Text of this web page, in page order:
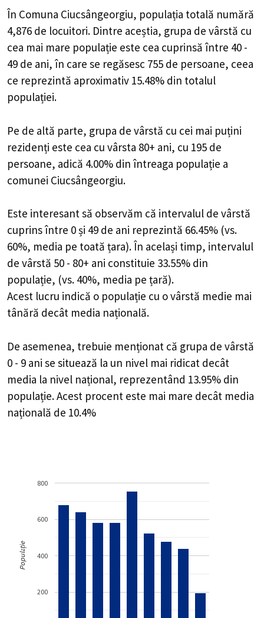
În Comuna Ciucsângeorgiu, populația totală numără
4,876 de locuitori. Dintre aceștia, grupa de vârstă cu
cea mai mare populație este cea cuprinsă între 40 -
49 de ani, în care se regăsesc 755 de persoane, ceea
ce reprezintă aproximativ 15.48% din totalul
populației.
Pe de altă parte, grupa de vârstă cu cei mai puțini
rezidenți este cea cu vârsta 80+ ani, cu 195 de
persoane, adică 4.00% din întreaga populație a
comunei Ciucsângeorgiu.
Este interesant să observăm că intervalul de vârstă
cuprins între 0 și 49 de ani reprezintă 66.45% (vs.
60%, media pe toată țara). În același timp, intervalul
de vârstă 50 - 80+ ani constituie 33.55% din
populație, (vs. 40%, media pe țară).
Acest lucru indică o populație cu o vârstă medie mai
tânără decât media națională.
De asemenea, trebuie menționat că grupa de vârstă
0 - 9 ani se situează la un nivel mai ridicat decât
media la nivel național, reprezentând 13.95% din
populație. Acest procent este mai mare decât media
națională de 10.4%
200
400
600
800
Populație